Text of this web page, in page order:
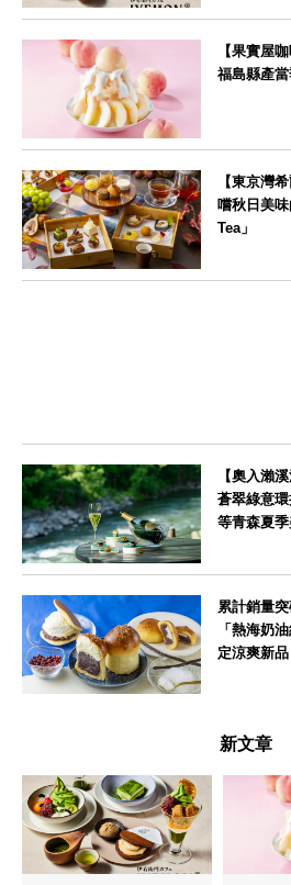
【果實屋
福島縣產
【東京灣
嚐秋日美
Tea」
【奧入瀨
蒼翠綠意
等青森夏
累計銷量
「熱海奶
定涼爽新品
新文章